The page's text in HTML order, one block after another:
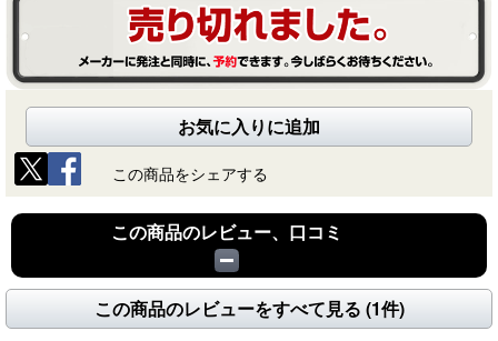
お気に入りに追加
この商品をシェアする
この商品のレビュー、口コミ
この商品のレビューをすべて見る (1件)